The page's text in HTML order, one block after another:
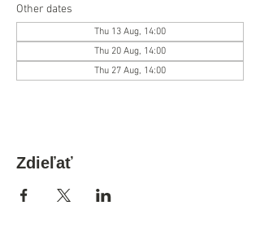
Other dates
Thu 13 Aug, 14:00
Thu 20 Aug, 14:00
Thu 27 Aug, 14:00
Zdieľať